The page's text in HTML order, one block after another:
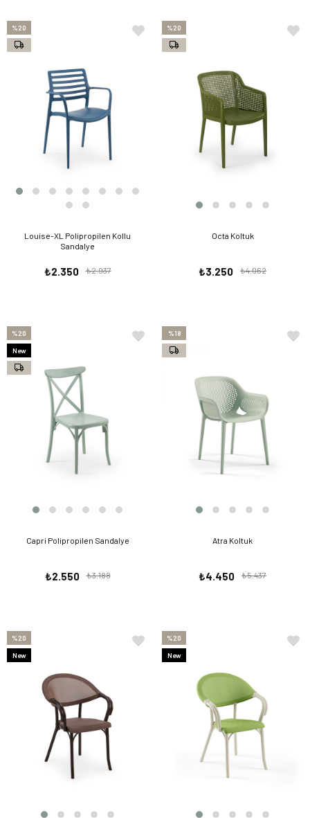
Louise-XL Polipropilen Kollu
Sandalye
₺2.350 ₺2.937
%20
Octa Koltuk
₺3.250 ₺4.062
%20
Capri Polipropilen Sandalye
₺2.550 ₺3.188
%20
New
Item
Atra Koltuk
₺4.450 ₺5.437
%18
%20
New
%20
New